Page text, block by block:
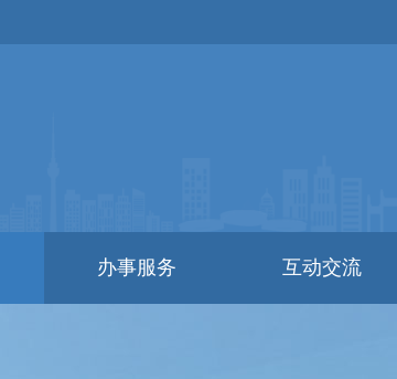
办事服务 互动交流